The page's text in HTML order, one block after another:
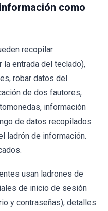
como
recopilar
entrada del teclado),
robar datos del
de dos fautores,
información
de datos recopilados
ladrón de información.
usan ladrones de
de inicio de sesión
y contraseñas), detalles